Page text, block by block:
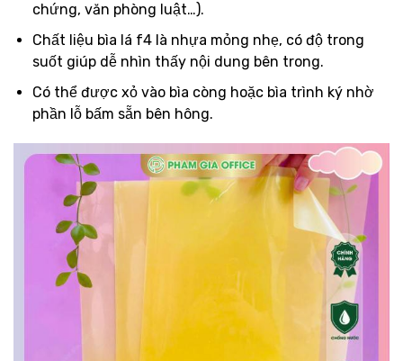
chứng, văn phòng luật…).
Chất liệu bìa lá f4 là nhựa mỏng nhẹ, có độ trong
suốt giúp dễ nhìn thấy nội dung bên trong.
Có thể được xỏ vào bìa còng hoặc bìa trình ký nhờ
phần lỗ bấm sẵn bên hông.